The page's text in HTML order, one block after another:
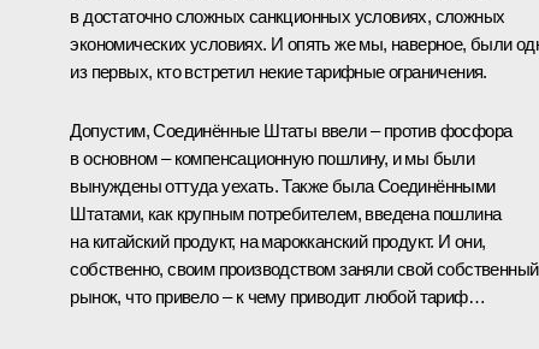
в достаточно сложных санкционных условиях, сложных
экономических условиях. И опять же мы, наверное, были
из первых, кто встретил некие тарифные ограничения.
Допустим, Соединённые Штаты ввели – против фосфора
в основном – компенсационную пошлину, и мы были
вынуждены оттуда уехать. Также была Соединёнными
Штатами, как крупным потребителем, введена пошлина
на китайский продукт, на марокканский продукт. И они,
собственно, своим производством заняли свой собственный
рынок, что привело – к чему приводит любой тариф…